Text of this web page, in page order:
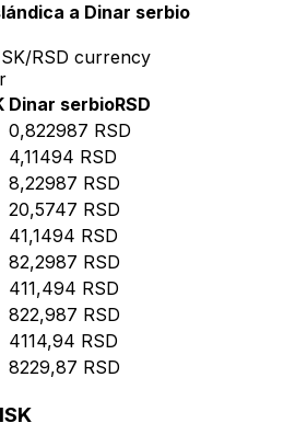
a Dinar serbio
RSD currency
Dinar serbioRSD
0,822987 RSD
4,11494 RSD
8,22987 RSD
20,5747 RSD
41,1494 RSD
82,2987 RSD
411,494 RSD
822,987 RSD
4114,94 RSD
8229,87 RSD